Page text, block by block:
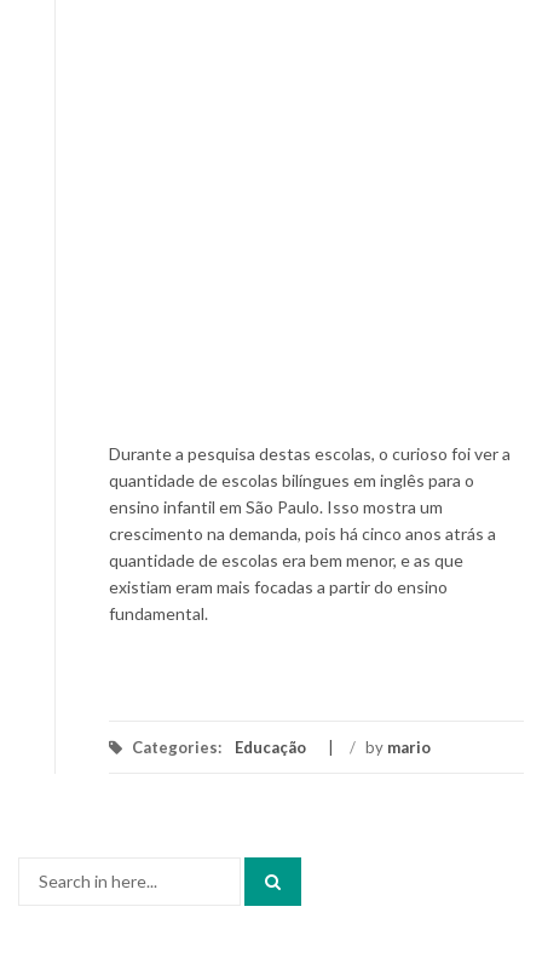
Durante a pesquisa destas escolas, o curioso foi ver a
quantidade de escolas bilíngues em inglês para o
ensino infantil em São Paulo. Isso mostra um
crescimento na demanda, pois há cinco anos atrás a
quantidade de escolas era bem menor, e as que
existiam eram mais focadas a partir do ensino
fundamental.
Categories: Educação / by mario